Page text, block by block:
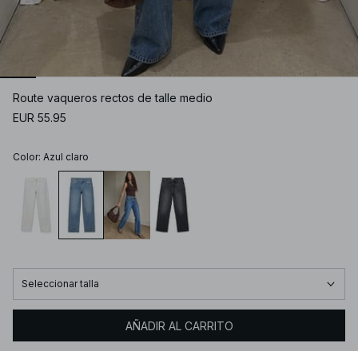
Route vaqueros rectos de talle medio
EUR 55.95
Color: Azul claro
Seleccionar talla
AÑADIR AL CARRITO